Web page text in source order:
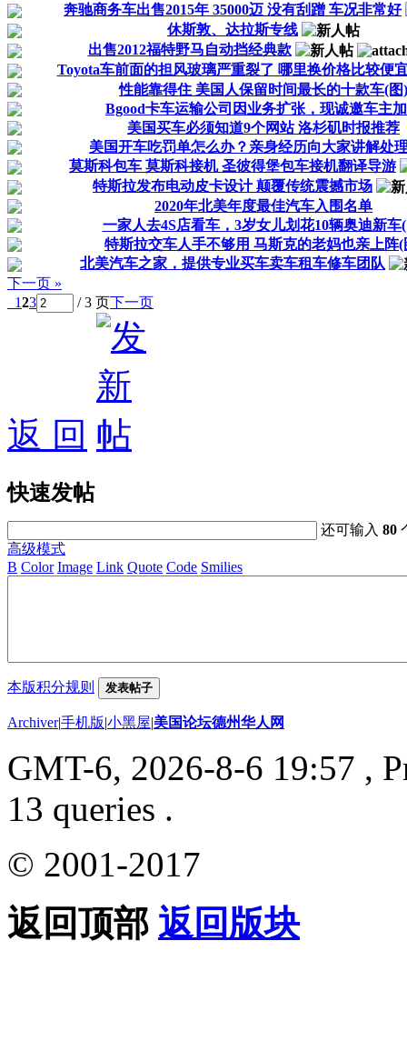
奔驰商务车出售2015年 35000迈 没有刮蹭 车况非常好
休斯敦、达拉斯专线
出售2012福特野马自动挡经典款
Toyota车前面的担风玻璃严重裂了 哪里换价格比较便
性能靠得住 美国人保留时间最长的十款车(图)
Bgood卡车运输公司因业务扩张，现诚邀车主
美国买车必须知道9个网站 洛杉矶时报推荐
美国开车吃罚单怎么办？亲身经历向大家讲解处
莫斯科包车 莫斯科接机 圣彼得堡包车接机翻译导游
特斯拉发布电动皮卡设计 颠覆传统震撼市场
2020年北美年度最佳汽车入围名单
一家人去4S店看车，3岁女儿划花10辆奥迪新车
特斯拉交车人手不够用 马斯克的老妈也亲上阵(
北美汽车之家，提供专业买车卖车租车修车团队
下一页 »
123 / 3 页下一页
返 回
快速发帖
还可输入80
高级模式
B Color Image Link Quote Code Smilies
本版积分规则 发表帖子
Archiver|手机版|小黑屋|美国论坛德州华人网
GMT-6, 2026-8-6 19:57 ,
13 queries .
© 2001-2017
返回顶部 返回版块